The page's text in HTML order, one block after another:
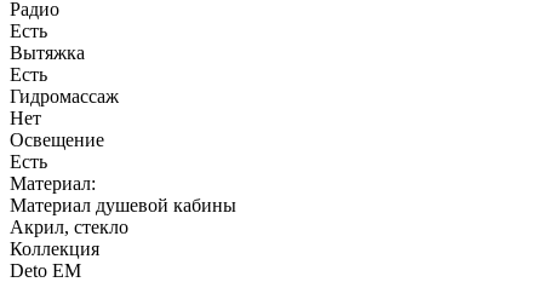
Радио
Есть
Вытяжка
Есть
Гидромассаж
Нет
Освещение
Есть
Материал:
Материал душевой кабины
Акрил, стекло
Коллекция
Deto ЕМ